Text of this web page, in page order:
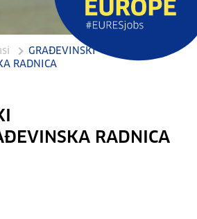
GRAĐEVINSKI
RADNICA
RADNICA